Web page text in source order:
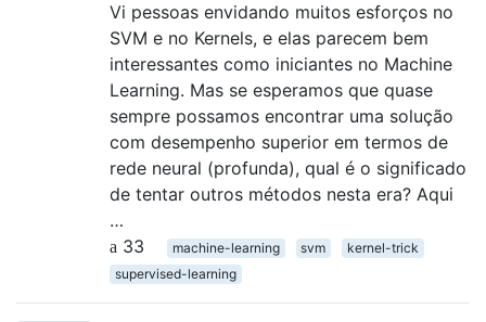
Vi pessoas envidando muitos esforços no
SVM e no Kernels, e elas parecem bem
interessantes como iniciantes no Machine
Learning. Mas se esperamos que quase
sempre possamos encontrar uma solução
com desempenho superior em termos de
rede neural (profunda), qual é o significado
de tentar outros métodos nesta era? Aqui
…
33
machine-learning svm
kernel-trick
supervised-learning